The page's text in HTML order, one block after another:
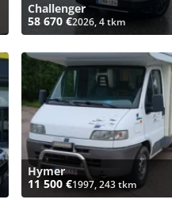
Challenger
58 670 €2026, 4 tkm
Hymer
11 500 €1997, 243 tkm